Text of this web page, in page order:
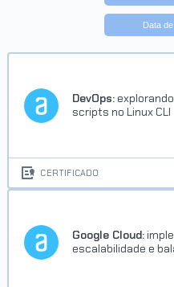
Data
DevOps:
scripts no Linux CLI
CERTIFICADO
Google Cloud:
escalabilidade e